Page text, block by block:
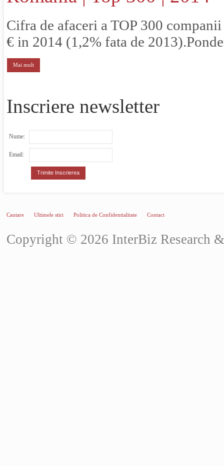
Cifra de afaceri a TOP 300
€ in 2014 (1,2% fata de
Mai mult
Inscriere newsletter
Nume:
Email:
Cautare Ultimele stiri Politica de Confidentialitate Contact
Copyright © 2026 InterBiz Research